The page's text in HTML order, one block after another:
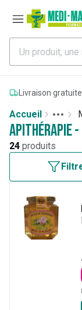
Livraison
Accueil
More
Toggle
Apithérapie
24 produits